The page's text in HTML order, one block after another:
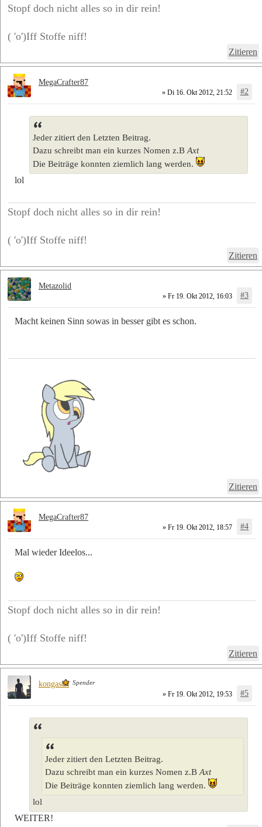
Stopf doch nicht alles so in dir rein!
( 'o')Iff Stoffe niff!
Zitieren
» Di 16. Okt 2012, 21:52 #2
Jeder zitiert den Letzten Beitrag.
Dazu schreibt man ein kurzes Nomen z.B Axt
Die Beiträge konnten ziemlich lang werden.
lol
Stopf doch nicht alles so in dir rein!
( 'o')Iff Stoffe niff!
Zitieren
MegaCrafter87
» Fr 19. Okt 2012, 16:03 #3
Macht keinen Sinn sowas in besser gibt es schon.
Zitieren
Metazolid
» Fr 19. Okt 2012, 18:57 #4
Mal wieder Ideelos...
Stopf doch nicht alles so in dir rein!
( 'o')Iff Stoffe niff!
Zitieren
MegaCrafter87
» Fr 19. Okt 2012, 19:53 #5
Jeder zitiert den Letzten Beitrag.
Dazu schreibt man ein kurzes Nomen z.B Axt
Die Beiträge konnten ziemlich lang werden.
lol
WEITER!
kongasch Spender